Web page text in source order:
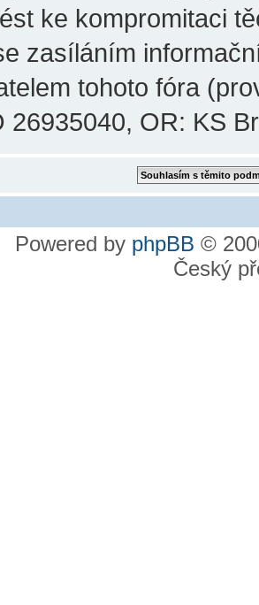
ke kompromitaci
zasíláním
tohoto fóra
26935040, OR: KS
Powered by phpBB ©
Český